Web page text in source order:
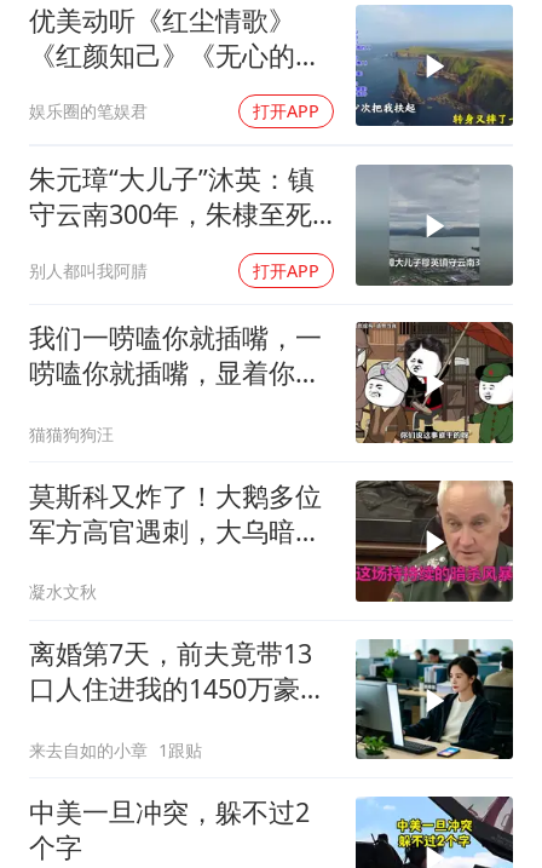
优美动听《红尘情歌》
《红颜知己》《无心的相
娱乐圈的笔娱君 打开APP
朱元璋“大儿子”沐英：镇
守云南300年，朱棣至死
别人都叫我阿腈 打开APP
我们一唠嗑你就插嘴，一
唠嗑你就插嘴，显着你
猫猫狗狗汪
莫斯科又炸了！大鹅多位
军方高官遇刺，大乌暗杀
凝水文秋
离婚第7天，前夫竟带13
口人住进我的1450万豪
来去自如的小章 1跟贴
中美一旦冲突，躲不过2
个字